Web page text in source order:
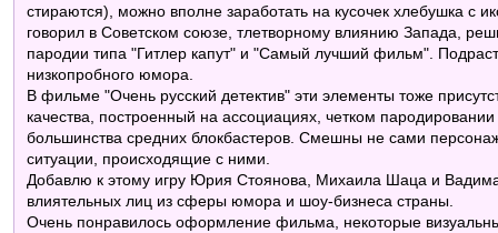
стираются), можно вполне заработать на кусочек хлебушка с
говорил в Советском союзе, тлетворному влиянию Запада,
пародии типа "Гитлер капут" и "Самый лучший фильм".
низкопробного юмора.
В фильме "Очень русский детектив" эти элементы тоже
качества, построенный на ассоциациях, четком
большинства средних блокбастеров. Смешны не сами
ситуации, происходящие с ними.
Добавлю к этому игру Юрия Стоянова, Михаила Шаца и
влиятельных лиц из сферы юмора и шоу-бизнеса страны.
Очень понравилось оформление фильма, некоторые